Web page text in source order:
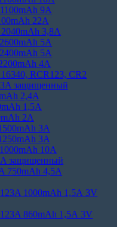
9A
22A
3,8А
5А
5А
4А
RCR123, CR2
3A защищенный
2,4А
1,5А
2А
3А
3А
10А
защищенный
750mAh 4,5A
1000mAh 1,5А 3V
860mAh 1,5А 3V